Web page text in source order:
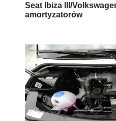
Seat Ibiza III/
amortyzatorów